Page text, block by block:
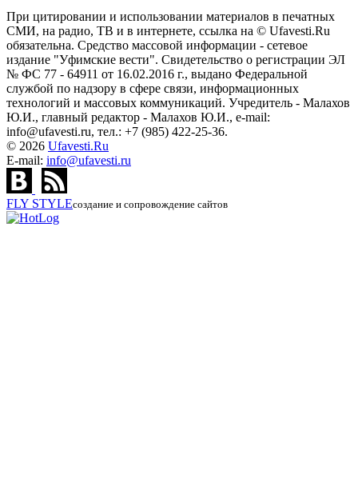
При цитировании и использовании материалов в печатных
СМИ, на радио, ТВ и в интернете, ссылка на © Ufavesti.Ru
обязательна. Средство массовой информации - сетевое
издание "Уфимские вести". Свидетельство о регистрации ЭЛ
№ ФС 77 - 64911 от 16.02.2016 г., выдано Федеральной
службой по надзору в сфере связи, информационных
технологий и массовых коммуникаций. Учредитель - Малахов
Ю.И., главный редактор - Малахов Ю.И., e-mail:
info@ufavesti.ru, тел.: +7 (985) 422-25-36.
© 2026 Ufavesti.Ru
E-mail: info@ufavesti.ru
FLY STYLEсоздание и сопровождение сайтов